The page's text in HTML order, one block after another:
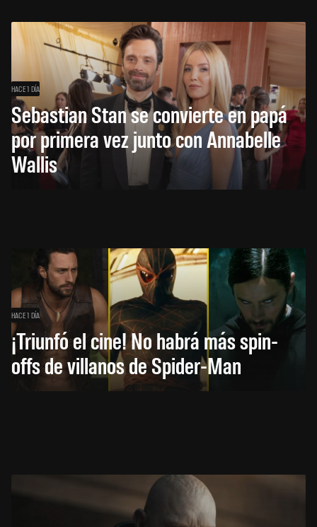
HACE 1 DÍA
Sebastian Stan se convierte en papá
por primera vez junto con Annabelle
Wallis
HACE 1 DÍA
¡Triunfó el cine! No habrá más spin-
offs de villanos de Spider-Man